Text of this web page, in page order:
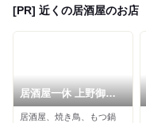
[PR] 近くの居酒屋のお店
居酒屋一休 上野御徒
町店
居酒屋、焼き鳥、もつ鍋